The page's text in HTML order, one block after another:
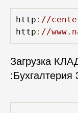
http : //
http : //
Загрузка
:Бухгалтерия